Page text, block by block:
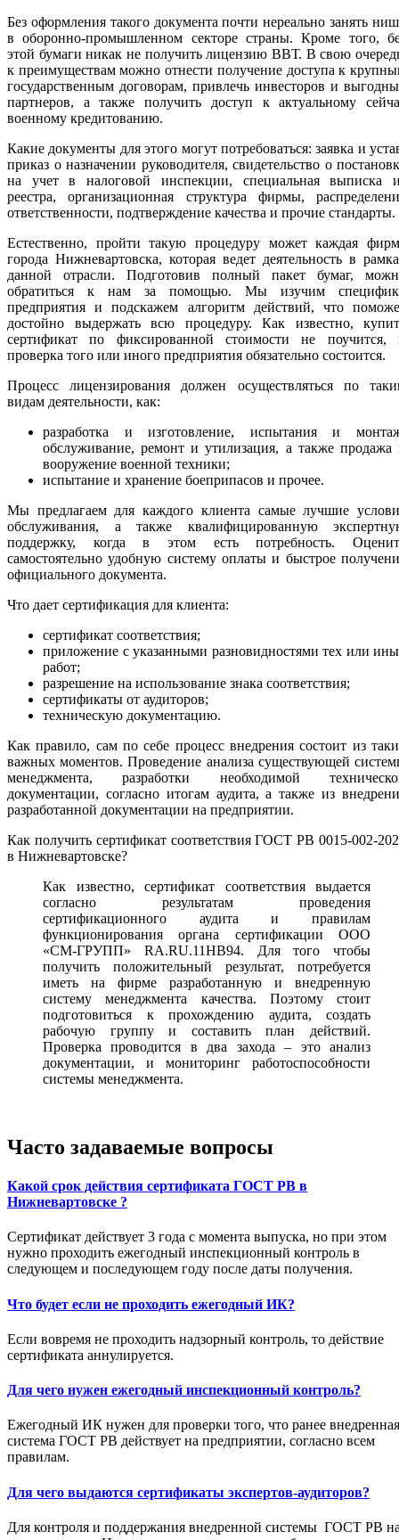
Без оформления такого документа почти нереально занять
в оборонно-промышленном секторе страны. Кроме того,
этой бумаги никак не получить лицензию ВВТ. В свою
к преимуществам можно отнести получение доступа к
государственным договорам, привлечь инвесторов и
партнеров, а также получить доступ к актуальному
военному кредитованию.
Какие документы для этого могут потребоваться: заявка и
приказ о назначении руководителя, свидетельство о
на учет в налоговой инспекции, специальная выписка
реестра, организационная структура фирмы,
ответственности, подтверждение качества и прочие стандарты.
Естественно, пройти такую процедуру может каждая
города Нижневартовска, которая ведет деятельность в
данной отрасли. Подготовив полный пакет бумаг,
обратиться к нам за помощью. Мы изучим
предприятия и подскажем алгоритм действий, что
достойно выдержать всю процедуру. Как известно,
сертификат по фиксированной стоимости не поучится,
проверка того или иного предприятия обязательно состоится.
Процесс лицензирования должен осуществляться по
видам деятельности, как:
разработка и изготовление, испытания и
обслуживание, ремонт и утилизация, а также продажа
вооружение военной техники;
испытание и хранение боеприпасов и прочее.
Мы предлагаем для каждого клиента самые лучшие
обслуживания, а также квалифицированную
поддержку, когда в этом есть потребность.
самостоятельно удобную систему оплаты и быстрое
официального документа.
Что дает сертификация для клиента:
сертификат соответствия;
приложение с указанными разновидностями тех или
работ;
разрешение на использование знака соответствия;
сертификаты от аудиторов;
техническую документацию.
Как правило, сам по себе процесс внедрения состоит из
важных моментов. Проведение анализа существующей
менеджмента, разработки необходимой
документации, согласно итогам аудита, а также из
разработанной документации на предприятии.
Как получить сертификат соответствия ГОСТ РВ 0015-002-
в Нижневартовске?
Как известно, сертификат соответствия выдается
согласно результатам проведения
сертификационного аудита и правилам
функционирования органа сертификации ООО
«СМ-ГРУПП» RA.RU.11НВ94. Для того чтобы
получить положительный результат, потребуется
иметь на фирме разработанную и внедренную
систему менеджмента качества. Поэтому стоит
подготовиться к прохождению аудита, создать
рабочую группу и составить план действий.
Проверка проводится в два захода – это анализ
документации, и мониторинг работоспособности
системы менеджмента.
Часто задаваемые вопросы
Какой срок действия сертификата ГОСТ РВ в
Нижневартовске ?
Сертификат действует 3 года с момента выпуска, но при этом
нужно проходить ежегодный инспекционный контроль в
следующем и последующем году после даты получения.
Что будет если не проходить ежегодный ИК?
Если вовремя не проходить надзорный контроль, то действие
сертификата аннулируется.
Для чего нужен ежегодный инспекционный контроль?
Ежегодный ИК нужен для проверки того, что ранее внедренная
система ГОСТ РВ действует на предприятии, согласно всем
правилам.
Для чего выдаются сертификаты экспертов-аудиторов?
Для контроля и поддержания внедренной системы ГОСТ РВ